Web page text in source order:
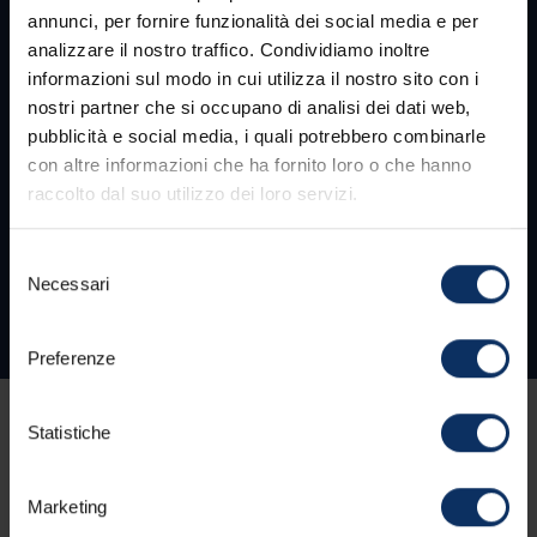
annunci, per fornire funzionalità dei social media e per
analizzare il nostro traffico. Condividiamo inoltre
informazioni sul modo in cui utilizza il nostro sito con i
nostri partner che si occupano di analisi dei dati web,
pubblicità e social media, i quali potrebbero combinarle
con altre informazioni che ha fornito loro o che hanno
raccolto dal suo utilizzo dei loro servizi.
delNecessari
Preferenze
Statistiche
Marketing
League, saranno tre gli incontri in